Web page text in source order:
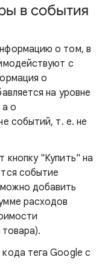
в события
о том, в
с
о
на уровне
а о
событий, т. е. не
кнопку "Купить" на
событие
можно добавить
расходов
тега Google с